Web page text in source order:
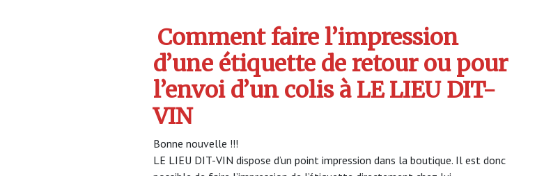
Comment faire l’impression
d’une étiquette de retour ou pour
l’envoi d’un colis à LE LIEU DIT-
VIN
Bonne nouvelle !!!
LE LIEU DIT-VIN dispose d’un point impression dans la boutique. Il est donc